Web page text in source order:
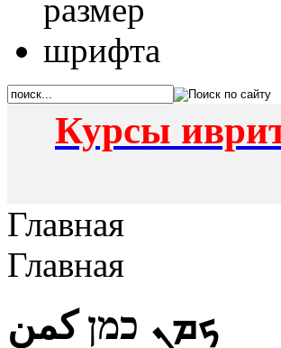
Курсы
Главная
Главная
ܟܡܢ כמן كمن